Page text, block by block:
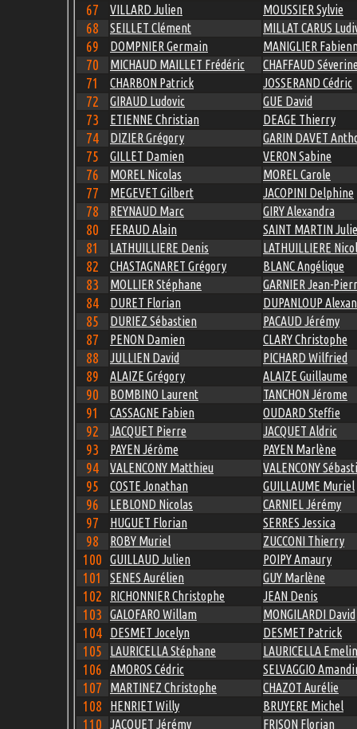
67 VILLARD Julien MOUSSIER Sylvie
68 SEILLET Clément MILLAT CARUS
69 DOMPNIER Germain MANIGLIER
70 MICHAUD MAILLET Frédéric CHAFFAUD
71 CHARBON Patrick JOSSERAND Cédric
72 GIRAUD Ludovic GUE David
73 ETIENNE Christian DEAGE Thierry
74 DIZIER Grégory GARIN DAVET
75 GILLET Damien VERON Sabine
76 MOREL Nicolas MOREL Carole
77 MEGEVET Gilbert JACOPINI Delphine
78 REYNAUD Marc GIRY Alexandra
80 FERAUD Alain SAINT MARTIN
81 LATHUILLIERE Denis LATHUILLIERE
82 CHASTAGNARET Grégory BLANC Angélique
83 MOLLIER Stéphane GARNIER Jean-
84 DURET Florian DUPANLOUP
85 DURIEZ Sébastien PACAUD Jérémy
87 PENON Damien CLARY Christophe
88 JULLIEN David PICHARD Wilfried
89 ALAIZE Grégory ALAIZE Guillaume
90 BOMBINO Laurent TANCHON Jérome
91 CASSAGNE Fabien OUDARD Steffie
92 JACQUET Pierre JACQUET Aldric
93 PAYEN Jérôme PAYEN Marlène
94 VALENCONY Matthieu VALENCONY
95 COSTE Jonathan GUILLAUME Muriel
96 LEBLOND Nicolas CARNIEL Jérémy
97 HUGUET Florian SERRES Jessica
98 ROBY Muriel ZUCCONI Thierry
100 GUILLAUD Julien POIPY Amaury
101 SENES Aurélien GUY Marlène
102 RICHONNIER Christophe JEAN Denis
103 GALOFARO Willam MONGILARDI David
104 DESMET Jocelyn DESMET Patrick
105 LAURICELLA Stéphane LAURICELLA
106 AMOROS Cédric SELVAGGIO
107 MARTINEZ Christophe CHAZOT Aurélie
108 HENRIET Willy BRUYERE Michel
110 JACQUET Jérémy FRISON Florian